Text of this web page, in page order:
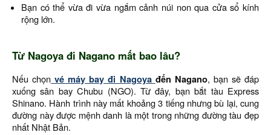
Bạn có thể vừa đi vừa ngắm cảnh núi non qua cửa sổ kính
rộng lớn.
Từ Nagoya đi Nagano mất bao lâu?
Nếu chọn vé máy bay đi Nagoya đến Nagano, bạn sẽ đáp
xuống sân bay Chubu (NGO). Từ đây, bạn bắt tàu Express
Shinano. Hành trình này mất khoảng 3 tiếng nhưng bù lại, cung
đường này được mệnh danh là một trong những đường tàu đẹp
nhất Nhật Bản.